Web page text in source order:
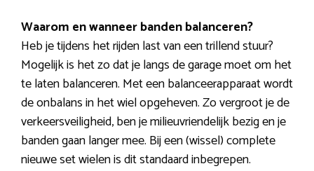
Waarom en wanneer banden balanceren?
Heb je tijdens het rijden last van een trillend stuur?
Mogelijk is het zo dat je langs de garage moet om het
te laten balanceren. Met een balanceerapparaat wordt
de onbalans in het wiel opgeheven. Zo vergroot je de
verkeersveiligheid, ben je milieuvriendelijk bezig en je
banden gaan langer mee. Bij een (wissel) complete
nieuwe set wielen is dit standaard inbegrepen.